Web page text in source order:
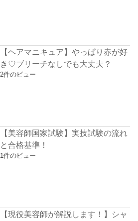
【ヘアマニキュア】やっぱり赤が好
き♡ブリーチなしでも大丈夫？
2件のビュー
【美容師国家試験】実技試験の流れ
と合格基準！
1件のビュー
【現役美容師が解説します！】シャ